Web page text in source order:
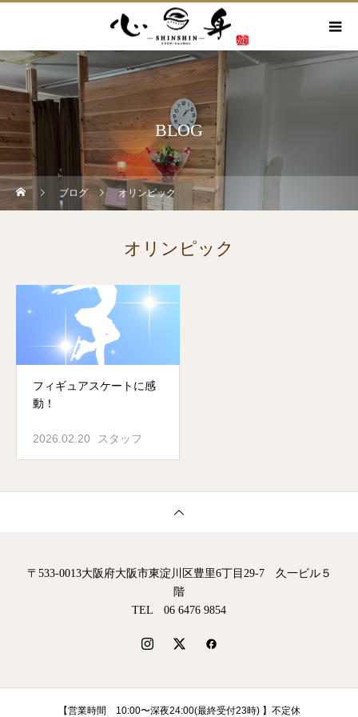
BLOG
ブログ オリンピック
オリンピック
フィギュアスケートに感
動！
2026.02.20 スタッフ
〒533-0013大阪府大阪市東淀川区豊里6丁目29-7 久一ビル５
階
TEL 06 6476 9854
【営業時間 10:00〜深夜24:00(最終受付23時) 】不定休